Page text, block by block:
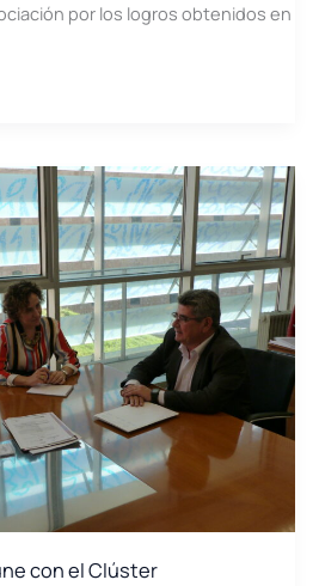
por los logros obtenidos en
con el Clúster